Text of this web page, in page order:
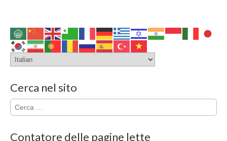
Cerca nel sito
Ricerca
per:
Contatore delle pagine lette